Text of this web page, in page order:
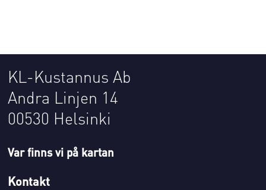
KL-Kustannus Ab
Andra Linjen 14
00530 Helsinki
Var finns vi på kartan
Kontakt